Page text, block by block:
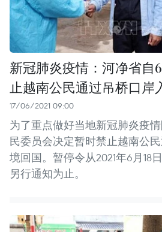
新冠肺炎疫情：河净省自
止越南公民通过吊桥口岸
17/06/2021 09:00
为了重点做好当地新冠肺炎疫
民委员会决定暂时禁止越南公
境回国。暂停令从2021年6月18
另行通知为止。